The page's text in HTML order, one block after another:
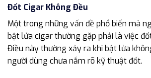
Đốt Cigar Không Đều
Một trong những vấn đề phổ biến mà
bật lửa cigar thường gặp phải là việc
Điều này thường xảy ra khi bật lửa
người dùng chưa nắm rõ kỹ thuật đốt.